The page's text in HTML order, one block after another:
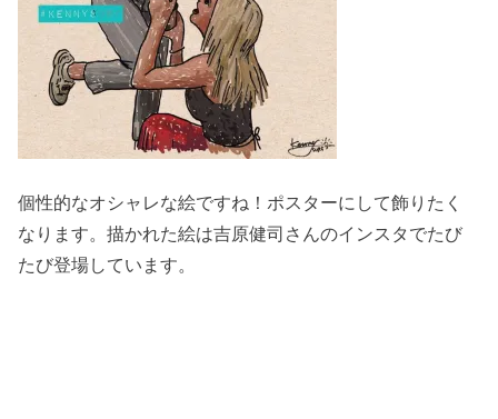
個性的なオシャレな絵ですね！ポスターにして飾りたく
なります。描かれた絵は吉原健司さんのインスタでたび
たび登場しています。